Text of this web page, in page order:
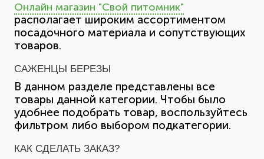
Онлайн магазин "Свой питомник"
располагает широким ассортиментом
посадочного материала и сопутствующих
товаров.
САЖЕНЦЫ БЕРЕЗЫ
В данном разделе представлены все
товары данной категории. Чтобы было
удобнее подобрать товар, воспользуйтесь
фильтром либо выбором подкатегории.
КАК СДЕЛАТЬ ЗАКАЗ?